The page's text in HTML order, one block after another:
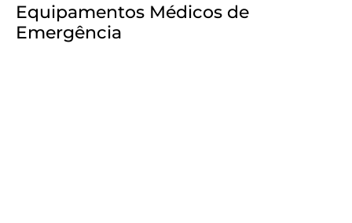
Equipamentos Médicos de
Emergência